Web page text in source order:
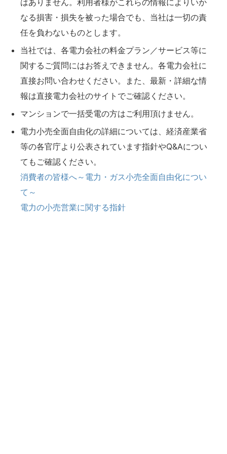
なる損害・損失を被った場合でも、当社は一切の責
任を負わないものとします。
当社では、各電力会社の料金プラン／サービス等に
関するご質問にはお答えできません。各電力会社に
直接お問い合わせください。また、最新・詳細な情
報は直接電力会社のサイトでご確認ください。
マンションで一括受電の方はご利用頂けません。
電力小売全面自由化の詳細については、経済産業省
等の各官庁より公表されています指針やQ&Aについ
てもご確認ください。
消費者の皆様へ～電力・ガス小売全面自由化につい
て～
電力の小売営業に関する指針